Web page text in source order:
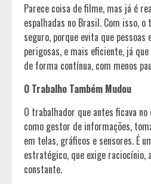
Parece coisa de filme, mas já é
espalhadas no Brasil. Com isso,
seguro, porque evita que pessoas
perigosas, e mais eficiente, já
de forma contínua, com menos
O Trabalho Também Mudou
O trabalhador que antes ficava
como gestor de informações,
em telas, gráficos e sensores. É
estratégico, que exige raciocínio,
constante.